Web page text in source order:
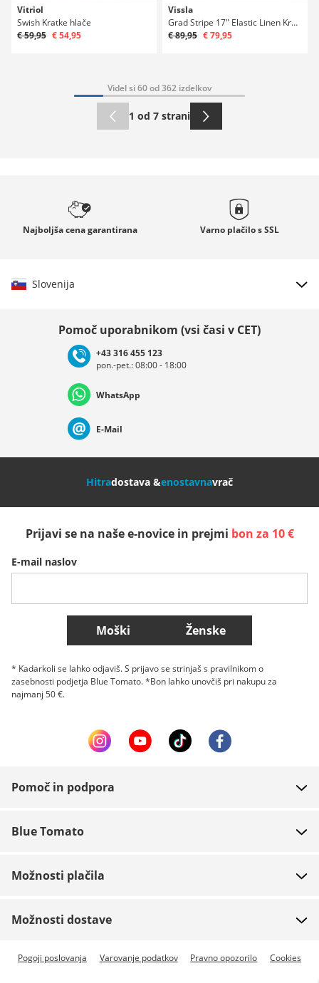
Vitriol
Swish Kratke hlače
€ 59,95 € 54,95
Vissla
Grad Stripe 17" Elastic Linen Kratke hlače
€ 89,95 € 79,95
Videl si 60 od 362 izdelkov
1 od 7 strani
Najboljša cenagarantirana Varno plačilo sSSL
Slovenija
Deutschland Österreich
Nederland Italia (Italiano) Italien (Deutsch)
Več držav
Pomoč uporabnikom (vsi časi v CET)
+43 316 455 123
pon.-pet.: 08:00 - 18:00
WhatsApp
E-Mail
Hitradostava &enostavnavrač
Prijavi se na naše e-novice in prejmi bon za 10 €
E-mail naslov
Moški Ženske
* Kadarkoli se lahko odjaviš. S prijavo se strinjaš s pravilnikom o
zasebnosti podjetja Blue Tomato. *Bon lahko unovčiš pri nakupu za
najmanj 50 €.
Pomoč in podpora
Plačilo
Vračila
Sledenje pošiljki
Blue Tomato
Zaposlitev
Blue World
Možnosti plačila
Možnosti dostave
Na voljo hitra dostava
Pogoji poslovanja Varovanje podatkov Pravno opozorilo Cookies